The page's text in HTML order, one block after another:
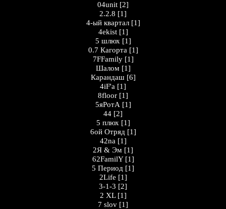
04unit [2]
2.2.8 [1]
4-ый квартал [1]
4ekist [1]
5 шлюх [1]
0.7 Кагорта [1]
7FFamily [1]
Шалом [1]
Карандаш [6]
4iF'a [1]
8floor [1]
5яРотА [1]
44 [2]
5 плюх [1]
6ой Отряд [1]
42na [1]
2Я & Эм [1]
62FamilY [1]
5 Период [1]
2Life [1]
3-1-3 [2]
2 XL [1]
7 slov [1]